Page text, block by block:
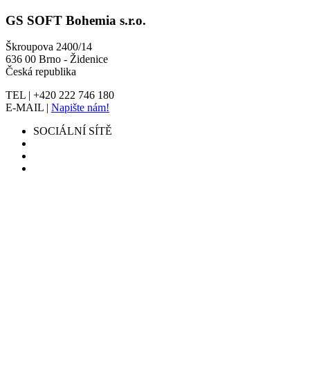
GS SOFT Bohemia s.r.o.
Škroupova 2400/14
636 00 Brno - Židenice
Česká republika
TEL | +420 222 746 180
E-MAIL | Napište nám!
SOCIÁLNÍ SÍTĚ